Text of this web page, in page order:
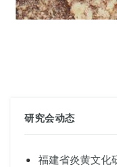
研究会动态
福建省炎黄文化